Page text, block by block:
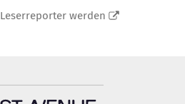
Leserreporter werden